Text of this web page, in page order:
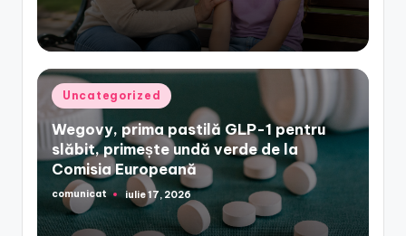
Posted
in
Uncategorized
Wegovy, prima pastilă GLP-1 pentru
slăbit, primește undă verde de la
Comisia Europeană
Posted
comunicat iulie 17, 2026